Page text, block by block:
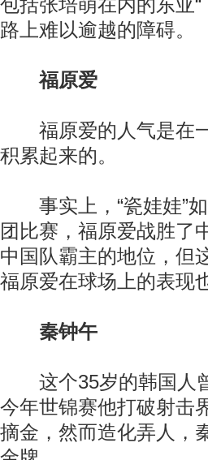
包括张培萌在内的东亚
路上难以逾越的障碍。
福原爱
福原爱的人气是在一
积累起来的。
事实上，“瓷娃娃”如
团比赛，福原爱战胜了
中国队霸主的地位，但
福原爱在球场上的表现
秦钟午
这个35岁的韩国人曾
今年世锦赛他打破射击
摘金，然而造化弄人，